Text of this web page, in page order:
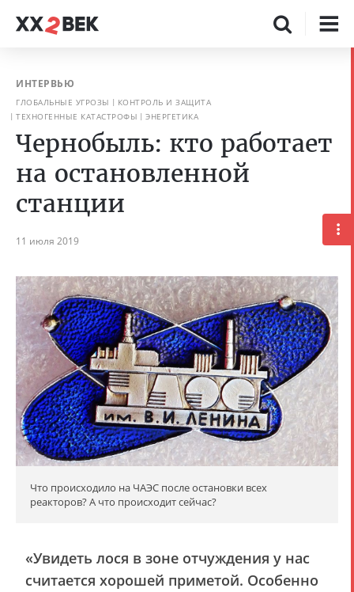
ИНТЕРВЬЮ
ГЛОБАЛЬНЫЕ УГРОЗЫ
КОНТРОЛЬ И ЗАЩИТА
ТЕХНОГЕННЫЕ КАТАСТРОФЫ
ЭНЕРГЕТИКА
Чернобыль: кто работает
на остановленной
станции
11 июля 2019
Что происходило на ЧАЭС после остановки всех
реакторов? А что происходит сейчас?
«Увидеть лося в зоне отчуждения у нас
считается хорошей приметой. Особенно